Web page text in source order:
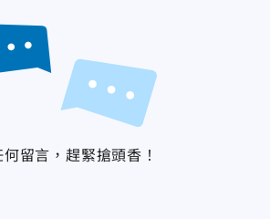
何留言，趕緊搶頭香！